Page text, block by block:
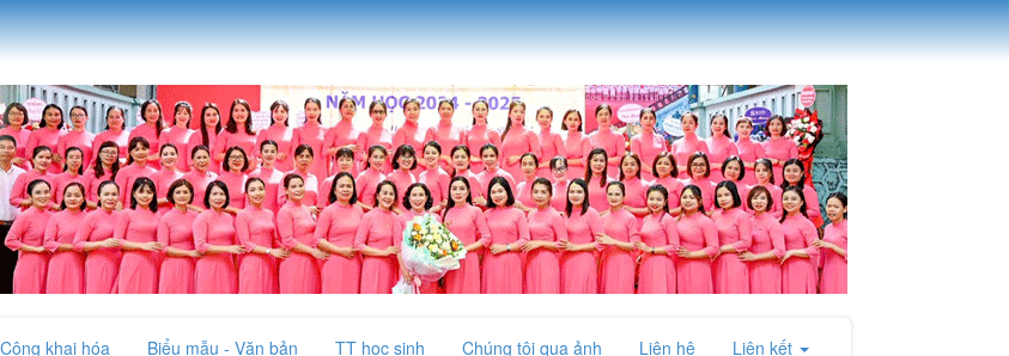
Công khai hóa Biểu mẫu - Văn bản TT học sinh Chúng tôi qua ảnh Liên hệ Liên kết